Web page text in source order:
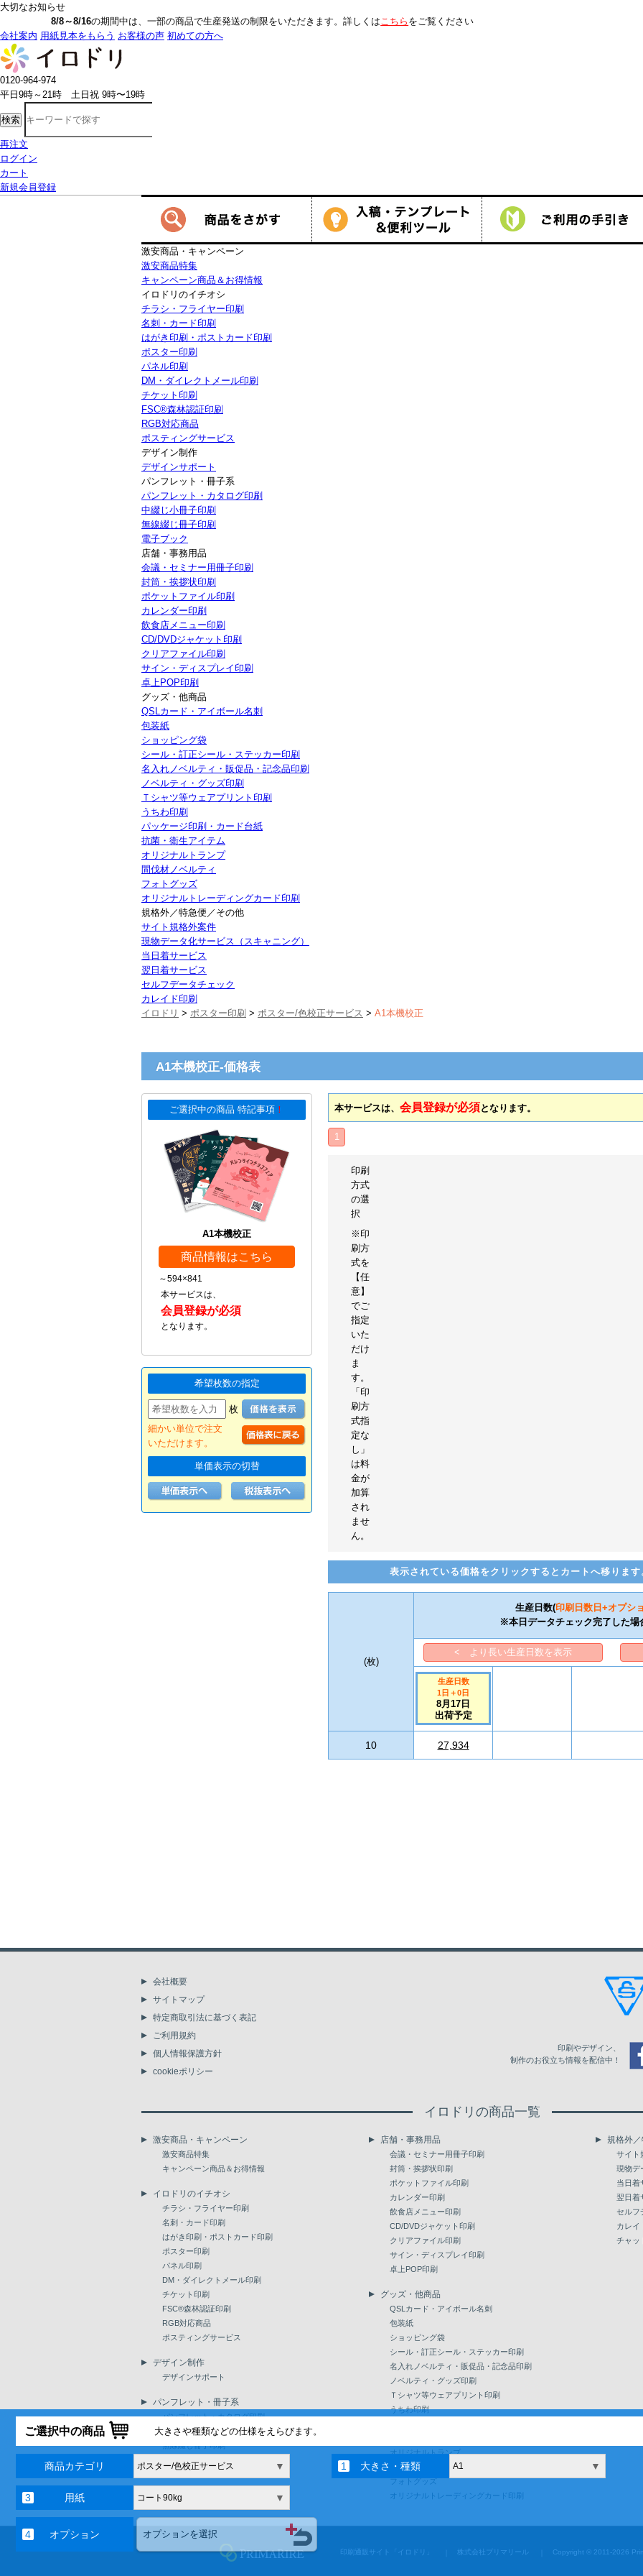
大切なお知らせ
の期間中は、一部の商品で生産発送の制限をいただきます。詳しくはこちら をご覧ください
会社案内 用紙見本をもらう お客様の声 初めての方へ
0120-964-974
平日9時～21時 土日祝 9時〜19時
検索
再注文
ログイン
カート
新規会員登録
激安商品・キャンペーン
激安商品特集
キャンペーン商品＆お得情報
イロドリのイチオシ
チラシ・フライヤー印刷
名刺・カード印刷
はがき印刷・ポストカード印刷
ポスター印刷
パネル印刷
DM・ダイレクトメール印刷
チケット印刷
FSC®森林認証印刷
RGB対応商品
ポスティングサービス
デザイン制作
デザインサポート
パンフレット・冊子系
パンフレット・カタログ印刷
中綴じ小冊子印刷
無線綴じ冊子印刷
電子ブック
店舗・事務用品
会議・セミナー用冊子印刷
封筒・挨拶状印刷
ポケットファイル印刷
カレンダー印刷
飲食店メニュー印刷
CD/DVDジャケット印刷
クリアファイル印刷
サイン・ディスプレイ印刷
卓上POP印刷
グッズ・他商品
QSLカード・アイボール名刺
包装紙
ショッピング袋
シール・訂正シール・ステッカー印刷
名入れノベルティ・販促品・記念品印刷
ノベルティ・グッズ印刷
Ｔシャツ等ウェアプリント印刷
うちわ印刷
パッケージ印刷・カード台紙
抗菌・衛生アイテム
オリジナルトランプ
間伐材ノベルティ
フォトグッズ
オリジナルトレーディングカード印刷
規格外／特急便／その他
サイト規格外案件
現物データ化サービス（スキャニング）
当日着サービス
翌日着サービス
セルフデータチェック
カレイド印刷
イロドリ > ポスター印刷 > ポスター/色校正サービス > A1本機校正
A1本機校正-価格表
ご選択中の商品 特記事項 ！
A1本機校正
商品情報はこちら
～594×841
本サービスは、
会員登録が必須
となります。
希望枚数の指定
枚
細かい単位で注文
いただけます。
単価表示の切替
本サービスは、 会員登録が必須となります。
1
印刷
方式
の選
択
※印
刷方
式を
【任
意】
でご
指定
いた
だけ
ま
す。
「印
刷方
式指
定な
し」
は料
金が
加算
され
ませ
ん。
表示されている価格をクリックするとカートへ移ります
(枚)
生産日数(印刷日数 日+オプシ
※本日データチェック完了した場
< より長い生産日数を表示
生産日数
1日 ＋0日
8月17日
出荷予定
10 27,934
ご選択中の商品 大きさや種類などの仕様をえらびます。
商品カテゴリ ポスター/色校正サービス ▼ 大きさ・種類 A1 ▼
用紙 コート90kg ▼
オプション オプションを選択
会社概要
サイトマップ
特定商取引法に基づく表記
ご利用規約
個人情報保護方針
cookieポリシー
印刷やデザイン、
制作のお役立ち情報を配信中！
イロドリの商品一覧
激安商品・キャンペーン
激安商品特集
キャンペーン商品＆お得情報
イロドリのイチオシ
チラシ・フライヤー印刷
名刺・カード印刷
はがき印刷・ポストカード印刷
ポスター印刷
パネル印刷
DM・ダイレクトメール印刷
チケット印刷
FSC®森林認証印刷
RGB対応商品
ポスティングサービス
デザイン制作
デザインサポート
パンフレット・冊子系
パンフレット・カタログ印刷
中綴じ小冊子印刷
無線綴じ冊子印刷
店舗・事務用品
会議・セミナー用冊子印刷
封筒・挨拶状印刷
ポケットファイル印刷
カレンダー印刷
飲食店メニュー印刷
CD/DVDジャケット印刷
クリアファイル印刷
サイン・ディスプレイ印刷
卓上POP印刷
グッズ・他商品
QSLカード・アイボール名刺
包装紙
ショッピング袋
シール・訂正シール・ステッカー印刷
名入れノベルティ・販促品・記念品印刷
ノベルティ・グッズ印刷
Ｔシャツ等ウェアプリント印刷
うちわ印刷
オリジナルトランプ
間伐材ノベルティ
フォトグッズ
オリジナルトレーディングカード印刷
規格外
サイト
現物デ
当日着
翌日着
セルフ
カレイ
チャッ
印刷通販サイト「イロドリ」 株式会社プリマリール Copyright © 2011-2026